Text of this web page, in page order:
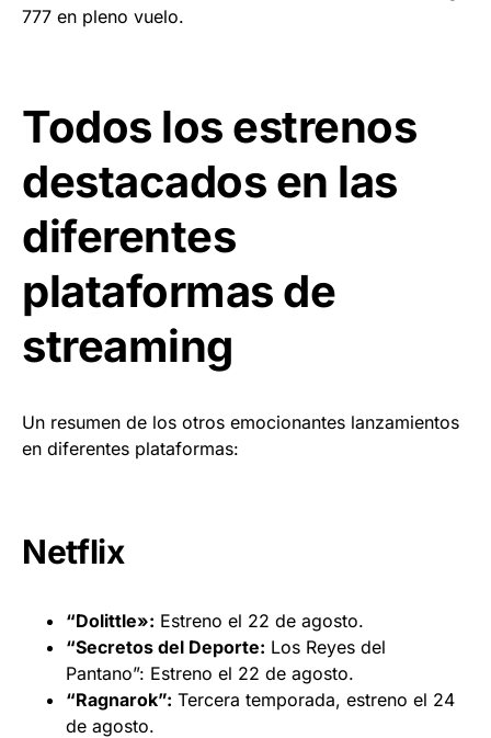
777 en pleno vuelo.
Todos los estrenos
destacados en las
diferentes
plataformas de
streaming
Un resumen de los otros emocionantes lanzamientos
en diferentes plataformas:
Netflix
“Dolittle»: Estreno el 22 de agosto.
“Secretos del Deporte: Los Reyes del
Pantano”: Estreno el 22 de agosto.
“Ragnarok”: Tercera temporada, estreno el 24
de agosto.